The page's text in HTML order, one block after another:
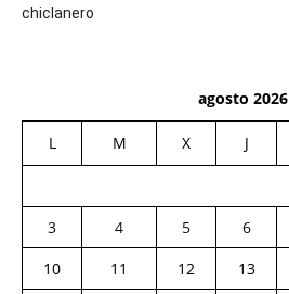
chiclanero
agosto 2026
L M X J
3
4 5 6
10
11 12 13